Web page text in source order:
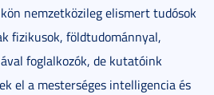
nemzetközileg elismert tudósok
fizikusok, földtudománnyal,
foglalkozók, de kutatóink
el a mesterséges intelligencia és